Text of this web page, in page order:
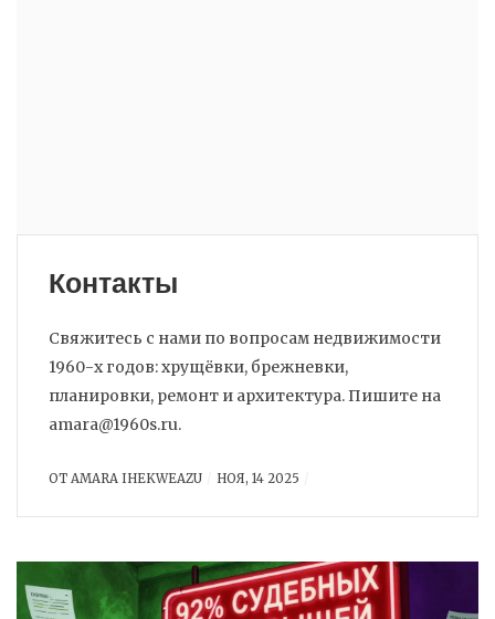
Контакты
Свяжитесь с нами по вопросам недвижимости
1960-х годов: хрущёвки, брежневки,
планировки, ремонт и архитектура. Пишите на
amara@1960s.ru.
ОТ AMARA IHEKWEAZU НОЯ, 14 2025